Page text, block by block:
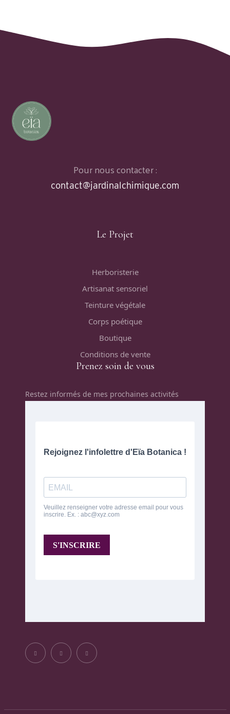
Pour nous contacter :
contact@jardinalchimique.com
Le Projet
Herboristerie
Artisanat sensoriel
Teinture végétale
Corps poétique
Boutique
Conditions de vente
Prenez soin de vous
Restez informés de mes prochaines activités